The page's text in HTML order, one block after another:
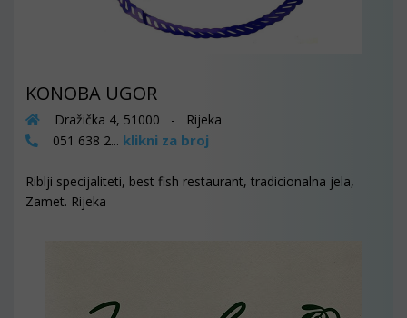
KONOBA UGOR
Dražička 4, 51000 - Rijeka
051 638 2... klikni za broj
Riblji specijaliteti, best fish restaurant, tradicionalna jela,
Zamet. Rijeka